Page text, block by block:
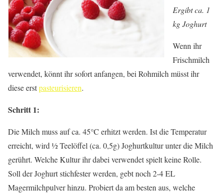
Ergibt ca. 1
kg Joghurt
Wenn ihr
Frischmilch
verwendet, könnt ihr sofort anfangen, bei Rohmilch müsst ihr
diese erstpasteurisieren.
Schritt 1:
Die Milch muss auf ca. 45°C erhitzt werden. Ist die Temperatur
erreicht, wird ½ Teelöffel (ca. 0,5g) Joghurtkultur unter die Milch
gerührt. Welche Kultur ihr dabei verwendet spielt keine Rolle.
Soll der Joghurt stichfester werden, gebt noch 2-4 EL
Magermilchpulver hinzu. Probiert da am besten aus, welche